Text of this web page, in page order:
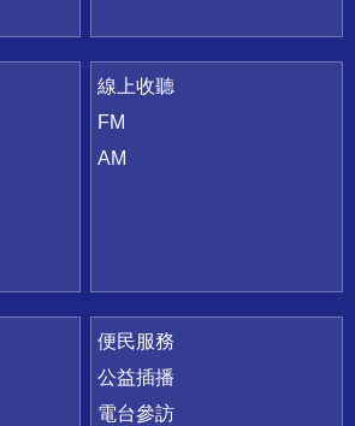
線上收聽
FM
AM
便民服務
公益插播
電台參訪